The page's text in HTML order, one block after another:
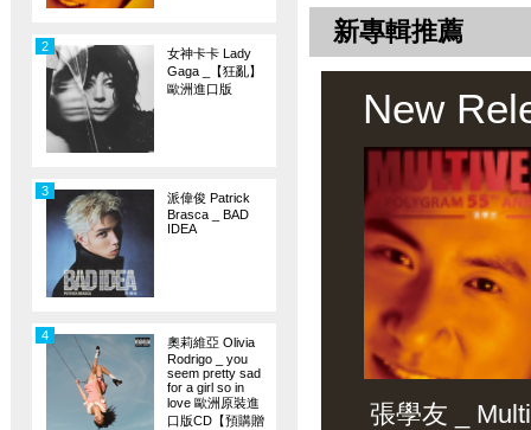
女神卡卡 Lady
Gaga _【狂亂】
歐洲進口版
2
派偉俊 Patrick
Brasca _ BAD
IDEA
3
奧莉維亞 Olivia
Rodrigo _ you
seem pretty sad
for a girl so in
love 歐洲原裝進
口版CD【預購贈
4
新專輯推薦
New
張學友 _